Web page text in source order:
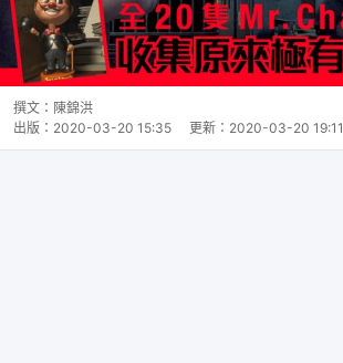
撰文： 陳錦洪
出版： 2020-03-20 15:35 更新： 2020-03-20 19:11